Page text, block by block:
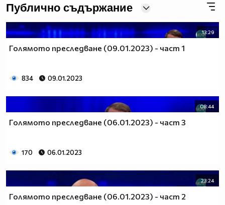
Публично съдържание
13:29
Голямото преследване (09.01.2023) - част 1
834 09.01.2023
08:44
Голямото преследване (06.01.2023) - част 3
170 06.01.2023
23:24
Голямото преследване (06.01.2023) - част 2